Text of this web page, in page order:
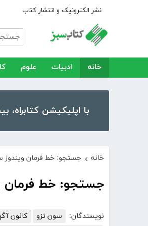
نشر الکترونیک و انتشار کتاب
خانه ادبیات علوم
با اپلیکیشن کتابراه، بیش از ۵۰،۰۰۰ کتاب، کتاب صوتی و رمان را در موبایل و
خانه › جستجو: خط فرمان ویندوز
جستجو: خط فرمان
نویسندگان: سون تزو کانون